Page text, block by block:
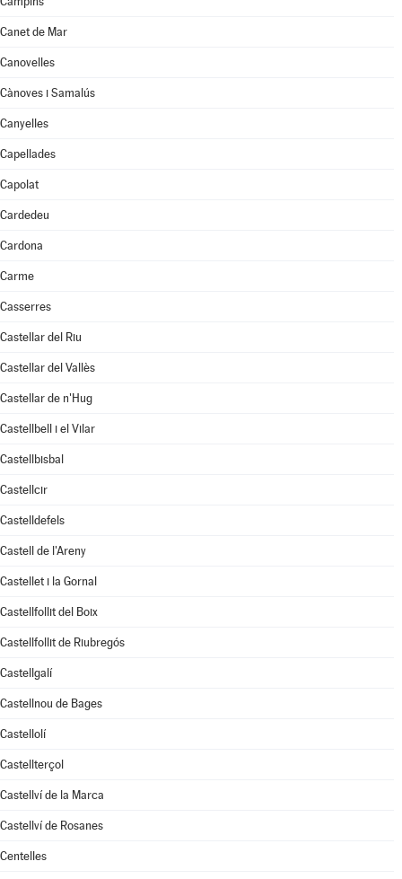
Canet de Mar
Canovelles
Cànoves i Samalús
Canyelles
Capellades
Capolat
Cardedeu
Cardona
Carme
Casserres
Castellar del Riu
Castellar del Vallès
Castellar de n'Hug
Castellbell i el Vilar
Castellbisbal
Castellcir
Castelldefels
Castell de l'Areny
Castellet i la Gornal
Castellfollit del Boix
Castellfollit de Riubregós
Castellgalí
Castellnou de Bages
Castellolí
Castellterçol
Castellví de la Marca
Castellví de Rosanes
Centelles